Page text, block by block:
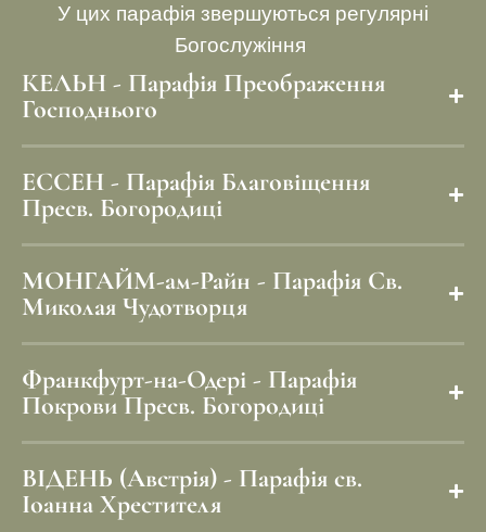
У цих парафія звершуються регулярні
Богослужіння
КЕЛЬН - Парафія Преображення
Господнього
ЕССЕН - Парафія Благовіщення
Пресв. Богородиці
МОНГАЙМ-ам-Райн - Парафія Св.
Миколая Чудотворця
Франкфурт-на-Одері - Парафія
Покрови Пресв. Богородиці
ВІДЕНЬ (Австрія) - Парафія св.
Іоанна Хрестителя